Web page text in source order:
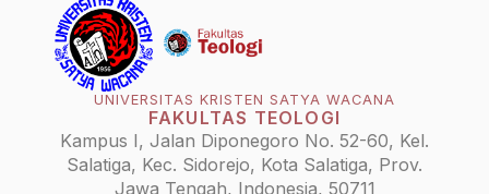
UNIVERSITAS KRISTEN SATYA WACANA
FAKULTAS TEOLOGI
Kampus I, Jalan Diponegoro No. 52-60, Kel.
Salatiga, Kec. Sidorejo, Kota Salatiga, Prov.
Jawa Tengah, Indonesia, 50711